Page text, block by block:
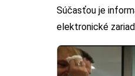
Súčasťou je
elektronické